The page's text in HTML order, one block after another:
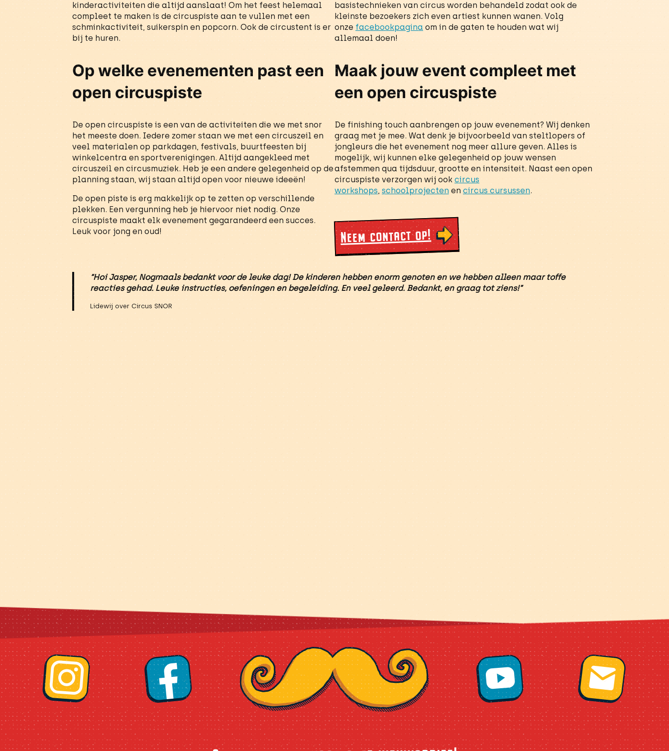
kinderactiviteiten die altijd aanslaat! Om het feest helemaal
compleet te maken is de circuspiste aan te vullen met een
schminkactiviteit, suikerspin en popcorn. Ook de circustent is er
bij te huren.
Op welke evenementen past een
open circuspiste
De open circuspiste is een van de activiteiten die we met snor
het meeste doen. Iedere zomer staan we met een circuszeil en
veel materialen op parkdagen, festivals, buurtfeesten bij
winkelcentra en sportverenigingen. Altijd aangekleed met
circuszeil en circusmuziek. Heb je een andere gelegenheid op de
planning staan, wij staan altijd open voor nieuwe ideeën!
De open piste is erg makkelijk op te zetten op verschillende
plekken. Een vergunning heb je hiervoor niet nodig. Onze
circuspiste maakt elk evenement gegarandeerd een succes.
Leuk voor jong en oud!
basistechnieken van circus worden behandeld zodat ook de
kleinste bezoekers zich even artiest kunnen wanen. Volg
onze facebookpagina om in de gaten te houden wat wij
allemaal doen!
Maak jouw event compleet met
een open circuspiste
De finishing touch aanbrengen op jouw evenement? Wij denken
graag met je mee. Wat denk je bijvoorbeeld van steltlopers of
jongleurs die het evenement nog meer allure geven. Alles is
mogelijk, wij kunnen elke gelegenheid op jouw wensen
afstemmen qua tijdsduur, grootte en intensiteit. Naast een open
circuspiste verzorgen wij ook circus
workshops, schoolprojecten en circus cursussen.
Neem contact op!
“Hoi Jasper, Nogmaals bedankt voor de leuke dag! De kinderen hebben enorm genoten en we hebben alleen maar toffe
reacties gehad. Leuke instructies, oefeningen en begeleiding. En veel geleerd. Bedankt, en graag tot ziens!”
Lidewij over Circus SNOR